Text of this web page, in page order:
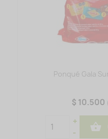
Ponqué Gala
$ 10.500
+
-
